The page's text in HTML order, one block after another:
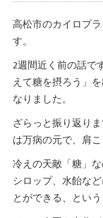
高松市のカイロプ
す。
2週間近く前の話で
えて糖を摂ろう」
なりました。
ざらっと振り返り
は万病の元で、肩
冷えの天敵「糖」
シロップ、水飴な
とができる、という